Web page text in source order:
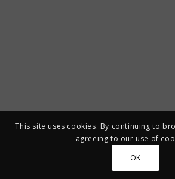
This site uses cookies. By continuing to
agreeing to our use of
OK